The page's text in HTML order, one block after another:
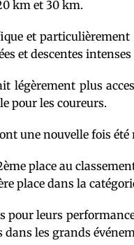
km et 30 km.
et
et descentes
légèrement plus
pour les coureurs.
une nouvelle fois
place au
place dans la
pour leurs
les grands